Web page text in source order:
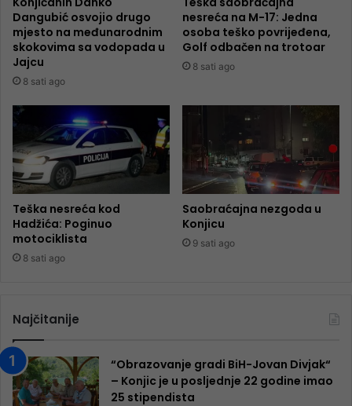
Dangubić osvojio drugo
mjesto na međunarodnim
skokovima sa vodopada u
Jajcu
8 sati ago
nesreća na M-17: Jedna
osoba teško povrijeđena,
Golf odbačen na trotoar
8 sati ago
Teška nesreća kod
Hadžića: Poginuo
motociklista
8 sati ago
Saobraćajna nezgoda u
Konjicu
9 sati ago
Najčitanije
“Obrazovanje gradi BiH-Jovan Divjak“
– Konjic je u posljednje 22 godine imao
25 ​​stipendista